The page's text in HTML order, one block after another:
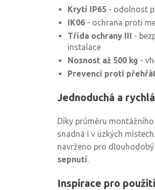
Krytí IP65 - odolnost
IK06 - ochrana proti
Třída ochrany III
-
instalace
Nosnost až 500 kg -
Prevencí proti
Jednoduchá a
Díky průměru
snadná i v úzkých
navrženo pro
sepnutí.
Inspirace pro použití